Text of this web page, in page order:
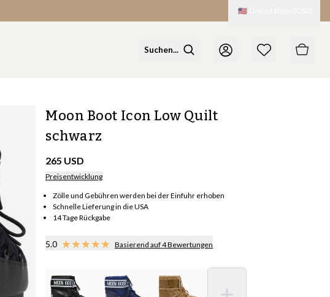
🇺🇸
Moon Boot Icon Low Quilt
schwarz
265 USD
Preisentwicklung
Zölle und Gebühren werden bei der Einfuhr erhoben
Schnelle Lieferung in die USA
14 Tage Rückgabe
5.0 Basierend auf 4 Bewertungen